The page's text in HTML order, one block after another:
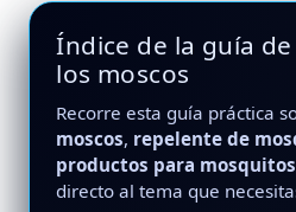
Índice de la guía
los moscos
Recorre esta guía práctica
moscos, repelente de
productos para mosquitos
directo al tema que